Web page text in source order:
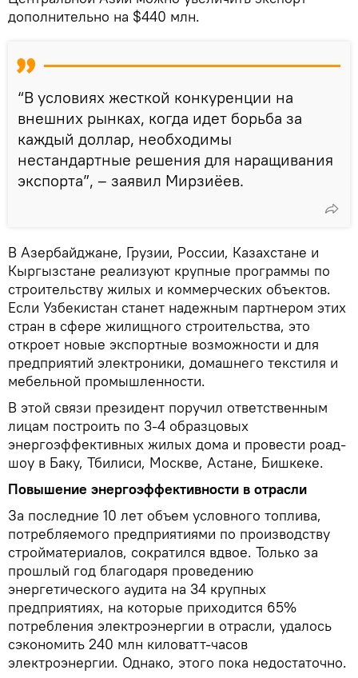
дополнительно на $440 млн.
“В условиях жесткой конкуренции на
внешних рынках, когда идет борьба за
каждый доллар, необходимы
нестандартные решения для наращивания
экспорта”, – заявил Мирзиёев.
В Азербайджане, Грузии, России, Казахстане и
Кыргызстане реализуют крупные программы по
строительству жилых и коммерческих объектов.
Если Узбекистан станет надежным партнером этих
стран в сфере жилищного строительства, это
откроет новые экспортные возможности и для
предприятий электроники, домашнего текстиля и
мебельной промышленности.
В этой связи президент поручил ответственным
лицам построить по 3-4 образцовых
энергоэффективных жилых дома и провести роад-
шоу в Баку, Тбилиси, Москве, Астане, Бишкеке.
Повышение энергоэффективности в отрасли
За последние 10 лет объем условного топлива,
потребляемого предприятиями по производству
стройматериалов, сократился вдвое. Только за
прошлый год благодаря проведению
энергетического аудита на 34 крупных
предприятиях, на которые приходится 65%
потребления электроэнергии в отрасли, удалось
сэкономить 240 млн киловатт-часов
электроэнергии. Однако, этого пока недостаточно.